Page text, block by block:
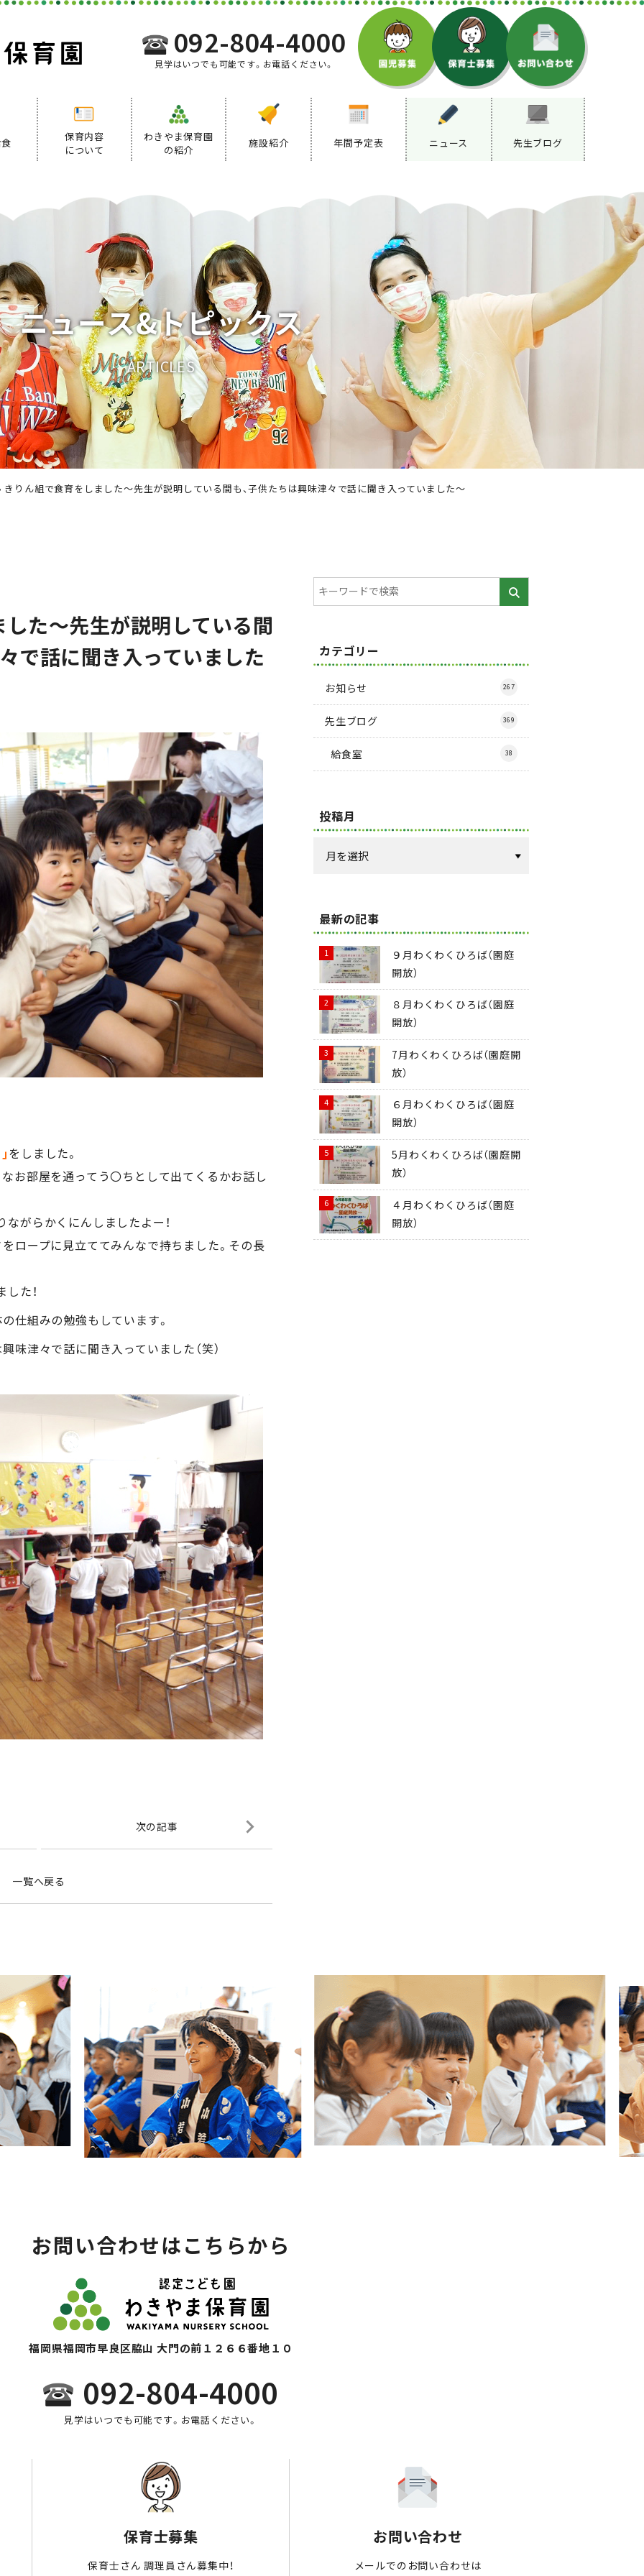
092-804-4000
見学はいつでも可能です。お電話ください。
保育内容
について
デイリープログラム
わきやま保育園
の紹介
施設紹介 年間予定表 ニュース 先生ブログ
ニュース&トピックス
ARTICLES
きりん組で食育をしました～先生が説明している間も、子供たちは興味津々で話に聞き入っていました～
た～先生が説明している間
で話に聞き入っていました
をしました。
お部屋を通ってう〇ちとして出てくるかお話し
がらかくにんしましたよー！
ロープに見立ててみんなで持ちました。その長
た！
仕組みの勉強もしています。
味津々で話に聞き入っていました（笑）
次の記事
一覧へ戻る
カテゴリー
お知らせ 267
先生ブログ 369
給食室 38
投稿月
最新の記事
９月わくわくひろば（園庭
開放）
８月わくわくひろば（園庭
開放）
7月わくわくひろば（園庭開
放）
６月わくわくひろば（園庭
開放）
5月わくわくひろば（園庭開
放）
４月わくわくひろば（園庭
開放）
お問い合わせはこちらから
福岡県福岡市早良区脇山 大門の前１２６６番地１０
092-804-4000
見学はいつでも可能です。お電話ください。
保育士募集
保育士さん 調理員さん募集中！
お問い合わせ
メールでのお問い合わせは